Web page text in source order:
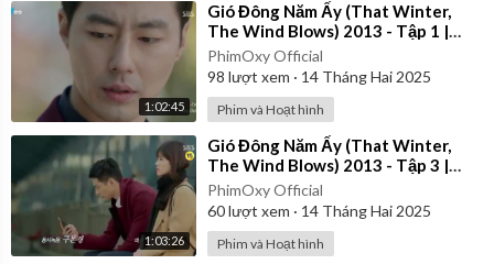
1:02:45
⁣Gió Đông Năm Ấy (That Winter,
The Wind Blows) 2013 - Tập 1 |
Vietsub
PhimOxy Official
98 lượt xem · 14 Tháng Hai 2025
Phim và Hoạt hình
1:03:26
⁣Gió Đông Năm Ấy (That Winter,
The Wind Blows) 2013 - Tập 3 |
Lồng Tiếng
PhimOxy Official
60lượt xem · 14 Tháng Hai 2025
Phim và Hoạt hình